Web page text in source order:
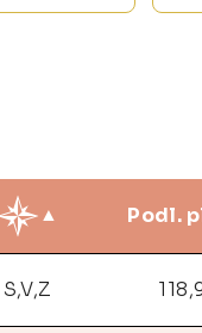
Podl.
S,V,Z